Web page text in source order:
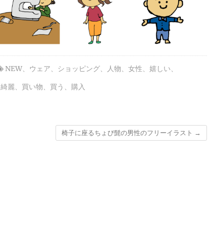
NEW、 ウェア、 ショッピング、 人物、 女性、 嬉しい、
綺麗、 買い物、 買う 、 購入
椅子に座るちょび髭の男性のフリーイラスト →